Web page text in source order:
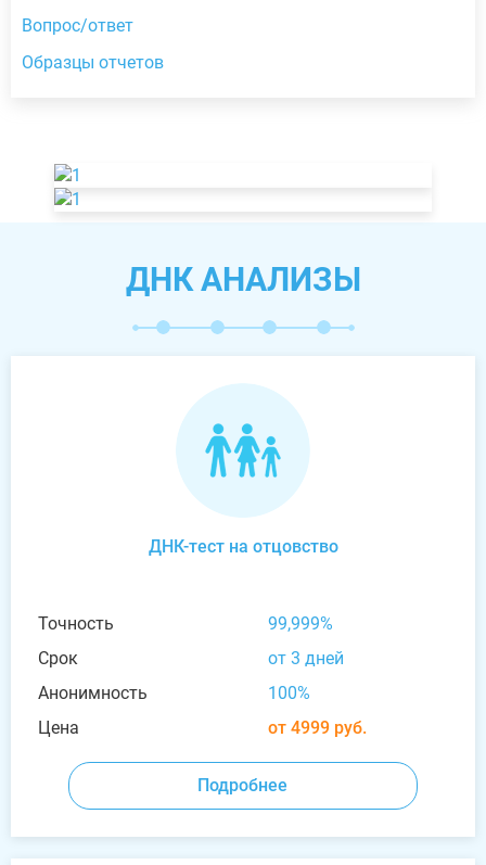
Вопрос/ответ
Образцы отчетов
ДНК АНАЛИЗЫ
ДНК-тест на отцовство
Точность
99,999%
Срок
от 3 дней
Анонимность
100%
Цена
от 4999 руб.
Подробнее